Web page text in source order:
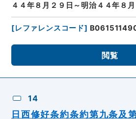
４４年８月２９日～明治４４年８月
[レファレンスコード]
閲覧
14
日西修好条約条約第九条及